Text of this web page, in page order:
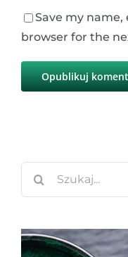
Save my
browser for the